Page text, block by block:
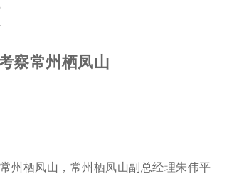
察常州栖凤山
州栖凤山，常州栖凤山副总经理朱伟平